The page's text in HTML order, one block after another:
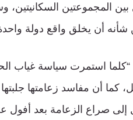
المجموعتين السكانيتين،
شأنه أن يخلق واقع دولة
“كلما استمرت سياسة غياب
كما أن مفاسد زعامتها
إلى صراع الزعامة بعد